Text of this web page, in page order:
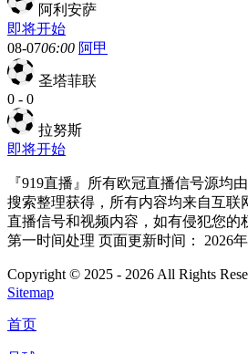
阿利安萨
即将开始
08-0706:00 阿甲
圣塔菲联
0 - 0
拉努斯
即将开始
『919直播』所有欧冠直播信号源均
搜索整理获得，所有内容均来自互联
直播信号和视频内容，如有侵犯您的
第一时间处理 页面更新时间： 2026
Copyright © 2025 - 2026 All Rights
Sitemap
首页